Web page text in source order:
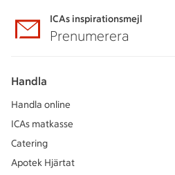
ICAs inspirationsmejl
Prenumerera
Handla
Handla online
ICAs matkasse
Catering
Apotek Hjärtat